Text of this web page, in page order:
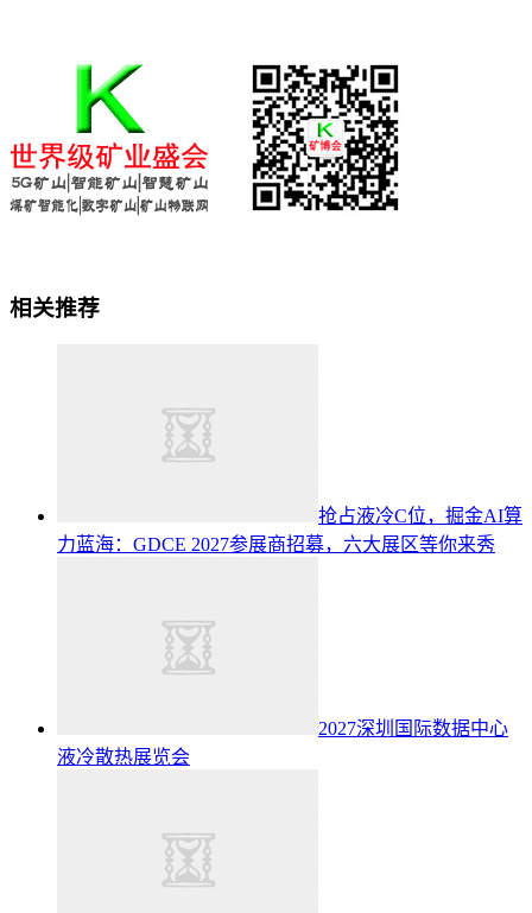
相关推荐
抢占液冷C位，掘金AI算
力蓝海：GDCE 2027参展商招募，六大展区等你来秀
2027深圳国际数据中心
液冷散热展览会